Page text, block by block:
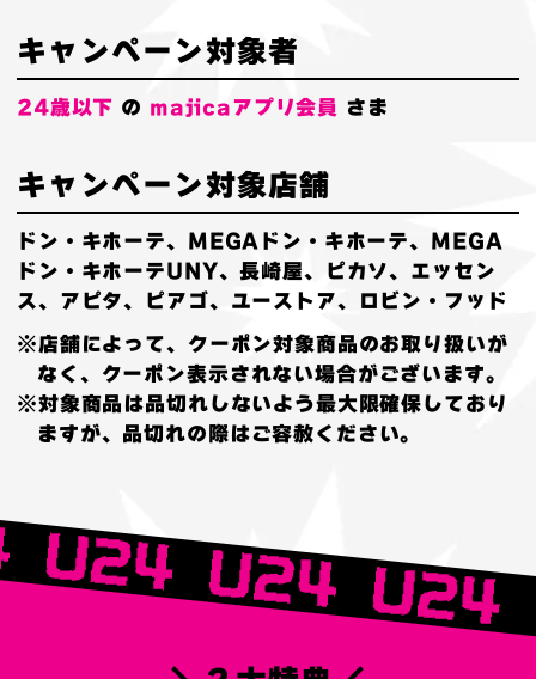
キャンペーン対象者
24歳以下 の majicaアプリ会員 さま
キャンペーン対象店舗
ドン・キホーテ、MEGAドン・キホーテ、MEGA
ドン・キホーテUNY、長崎屋、ピカソ、エッセン
ス、アピタ、ピアゴ、ユーストア、ロビン・フッド
※店舗によって、クーポン対象商品のお取り扱いが
なく、クーポン表示されない場合がございます。
※対象商品は品切れしないよう最大限確保しており
ますが、品切れの際はご容赦ください。